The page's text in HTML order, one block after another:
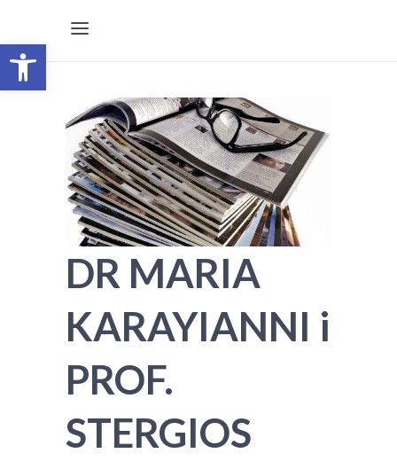
Open toolbar
DR MARIA
KARAYIANNI i
PROF.
STERGIOS